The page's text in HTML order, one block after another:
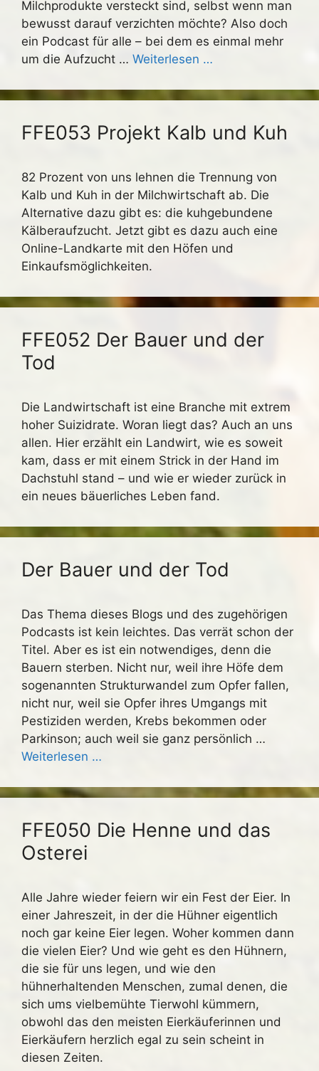
Milchprodukte versteckt sind, selbst wenn man
bewusst darauf verzichten möchte? Also doch
ein Podcast für alle – bei dem es einmal mehr
um die Aufzucht … Weiterlesen …
FFE053 Projekt Kalb und Kuh
82 Prozent von uns lehnen die Trennung von
Kalb und Kuh in der Milchwirtschaft ab. Die
Alternative dazu gibt es: die kuhgebundene
Kälberaufzucht. Jetzt gibt es dazu auch eine
Online-Landkarte mit den Höfen und
Einkaufsmöglichkeiten.
FFE052 Der Bauer und der
Tod
Die Landwirtschaft ist eine Branche mit extrem
hoher Suizidrate. Woran liegt das? Auch an uns
allen. Hier erzählt ein Landwirt, wie es soweit
kam, dass er mit einem Strick in der Hand im
Dachstuhl stand – und wie er wieder zurück in
ein neues bäuerliches Leben fand.
Der Bauer und der Tod
Das Thema dieses Blogs und des zugehörigen
Podcasts ist kein leichtes. Das verrät schon der
Titel. Aber es ist ein notwendiges, denn die
Bauern sterben. Nicht nur, weil ihre Höfe dem
sogenannten Strukturwandel zum Opfer fallen,
nicht nur, weil sie Opfer ihres Umgangs mit
Pestiziden werden, Krebs bekommen oder
Parkinson; auch weil sie ganz persönlich …
Weiterlesen …
FFE050 Die Henne und das
Osterei
Alle Jahre wieder feiern wir ein Fest der Eier. In
einer Jahreszeit, in der die Hühner eigentlich
noch gar keine Eier legen. Woher kommen dann
die vielen Eier? Und wie geht es den Hühnern,
die sie für uns legen, und wie den
hühnerhaltenden Menschen, zumal denen, die
sich ums vielbemühte Tierwohl kümmern,
obwohl das den meisten Eierkäuferinnen und
Eierkäufern herzlich egal zu sein scheint in
diesen Zeiten.